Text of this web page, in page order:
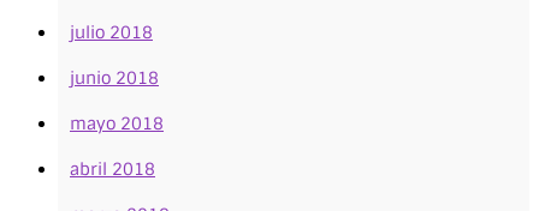
julio 2018
junio 2018
mayo 2018
abril 2018